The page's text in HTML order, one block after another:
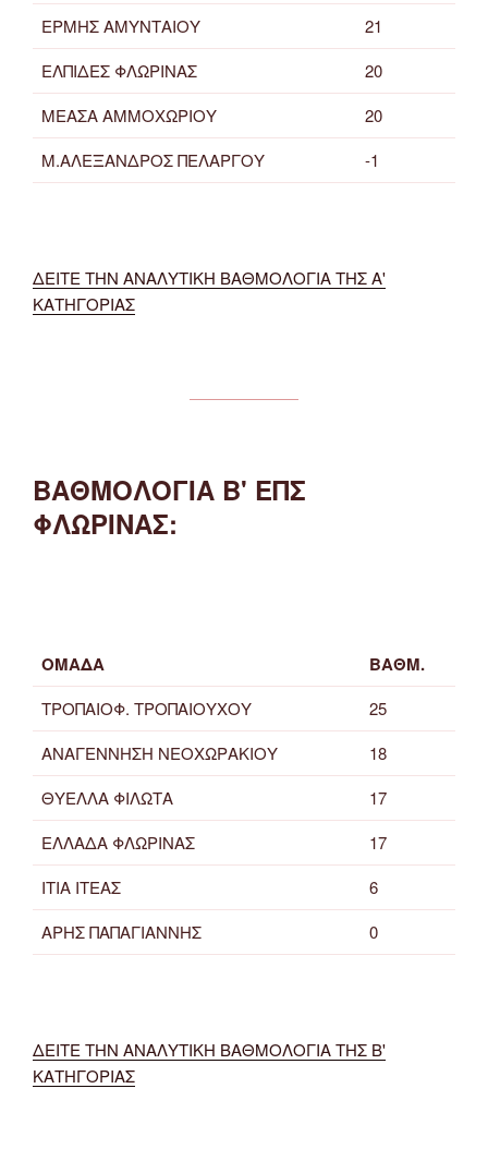
ΕΡΜΗΣ ΑΜΥΝΤΑΙΟΥ
21
ΕΛΠΙΔΕΣ ΦΛΩΡΙΝΑΣ
20
ΜΕΑΣΑ ΑΜΜΟΧΩΡΙΟΥ
20
Μ.ΑΛΕΞΑΝΔΡΟΣ ΠΕΛΑΡΓΟΥ
-1
ΔΕΙΤΕ ΤΗΝ ΑΝΑΛΥΤΙΚΗ ΒΑΘΜΟΛΟΓΙΑ ΤΗΣ Α'
ΚΑΤΗΓΟΡΙΑΣ
ΒΑΘΜΟΛΟΓΙΑ Β' ΕΠΣ
ΦΛΩΡΙΝΑΣ:
ΟΜΑΔΑ ΒΑΘΜ.
ΤΡΟΠΑΙΟΦ. ΤΡΟΠΑΙΟΥΧΟΥ
25
ΑΝΑΓΕΝΝΗΣΗ ΝΕΟΧΩΡΑΚΙΟΥ
18
ΘΥΕΛΛΑ ΦΙΛΩΤΑ
17
ΕΛΛΑΔΑ ΦΛΩΡΙΝΑΣ
17
ΙΤΙΑ ΙΤΕΑΣ
6
ΑΡΗΣ ΠΑΠΑΓΙΑΝΝΗΣ
0
ΔΕΙΤΕ ΤΗΝ ΑΝΑΛΥΤΙΚΗ ΒΑΘΜΟΛΟΓΙΑ ΤΗΣ Β'
ΚΑΤΗΓΟΡΙΑΣ